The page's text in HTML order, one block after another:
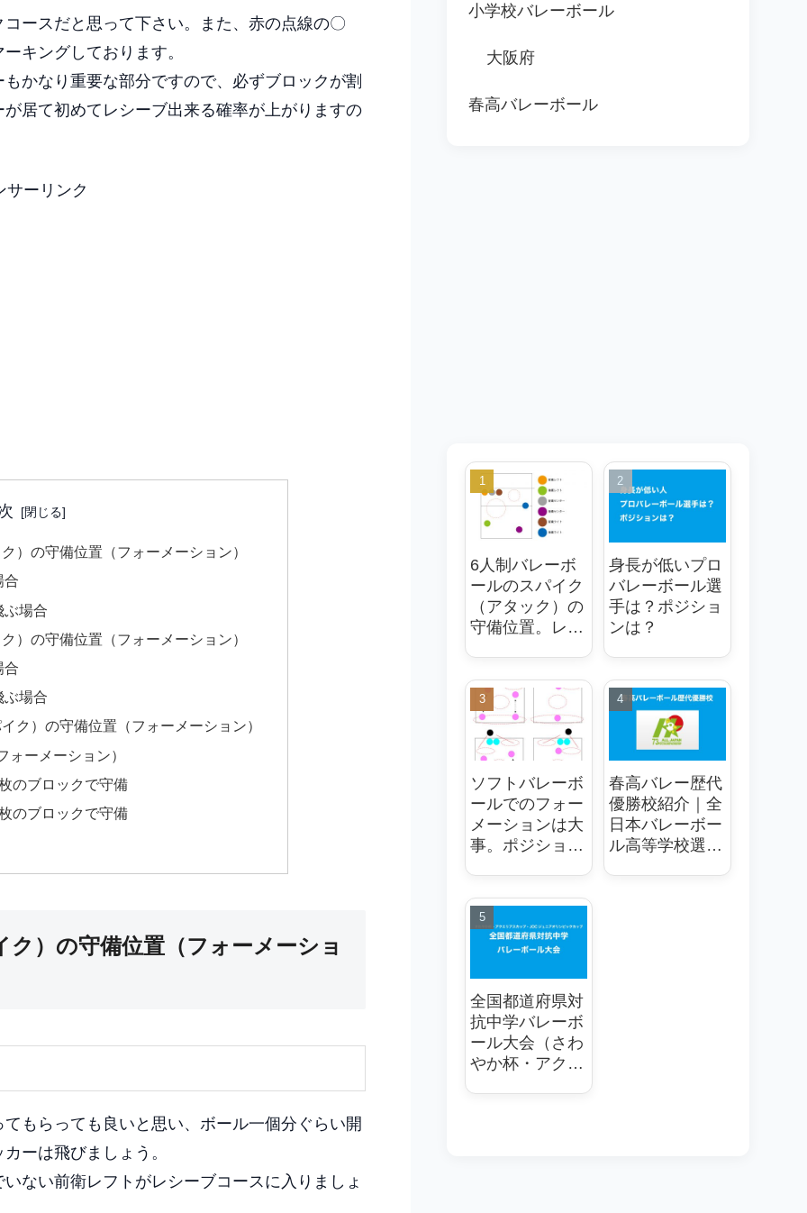
ースだと思って下さい。また、赤の点線の〇
キングしております。
かなり重要な部分ですので、必ずブロックが割
居て初めてレシーブ出来る確率が上がりますの
サーリンク
）の守備位置（フォーメーション）
合
ぶ場合
）の守備位置（フォーメーション）
合
ぶ場合
ク）の守備位置（フォーメーション）
ーメーション）
のブロックで守備
のブロックで守備
）の守備位置（フォーメーショ
もらっても良いと思い、ボール一個分ぐらい開
ーは飛びましょう。
ない前衛レフトがレシーブコースに入りましょ
小学校バレーボール
大阪府
春高バレーボール
6人制バレーボ
ールのスパイク
（アタック）の
守備位置。レシ
ョンは大事
身長が低いプロ
バレーボール選
手は？ポジショ
ンは？
ソフトバレーボ
ールでのフォー
メーションは大
事。ポジショニ
春高バレー歴代
優勝校紹介｜全
日本バレーボー
ル高等学校選手
全国都道府県対
抗中学バレーボ
ール大会（さわ
やか杯・アクエ